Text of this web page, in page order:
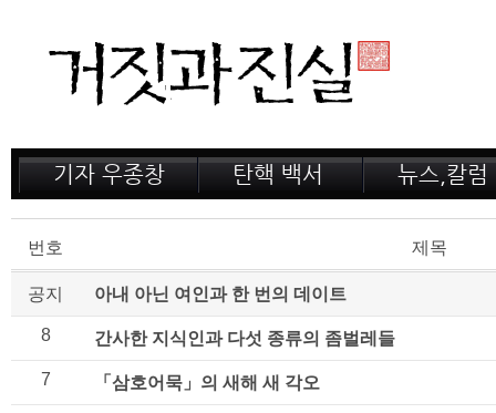
기자 우종창
저서 소개
탄핵 백서
거짓의 산
뉴스,칼럼
공지,새소식
전문가 칼럼
번호
제목
공지
아내 아닌 여인과 한 번의 데이트
8 간사한 지식인과 다섯 종류의 좀벌레들
7 「삼호어묵」의 새해 새 각오